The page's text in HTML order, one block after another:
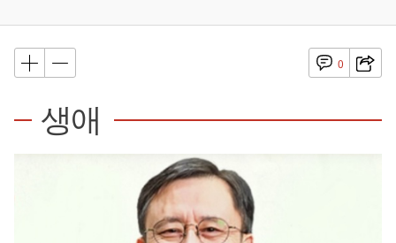
0
생애